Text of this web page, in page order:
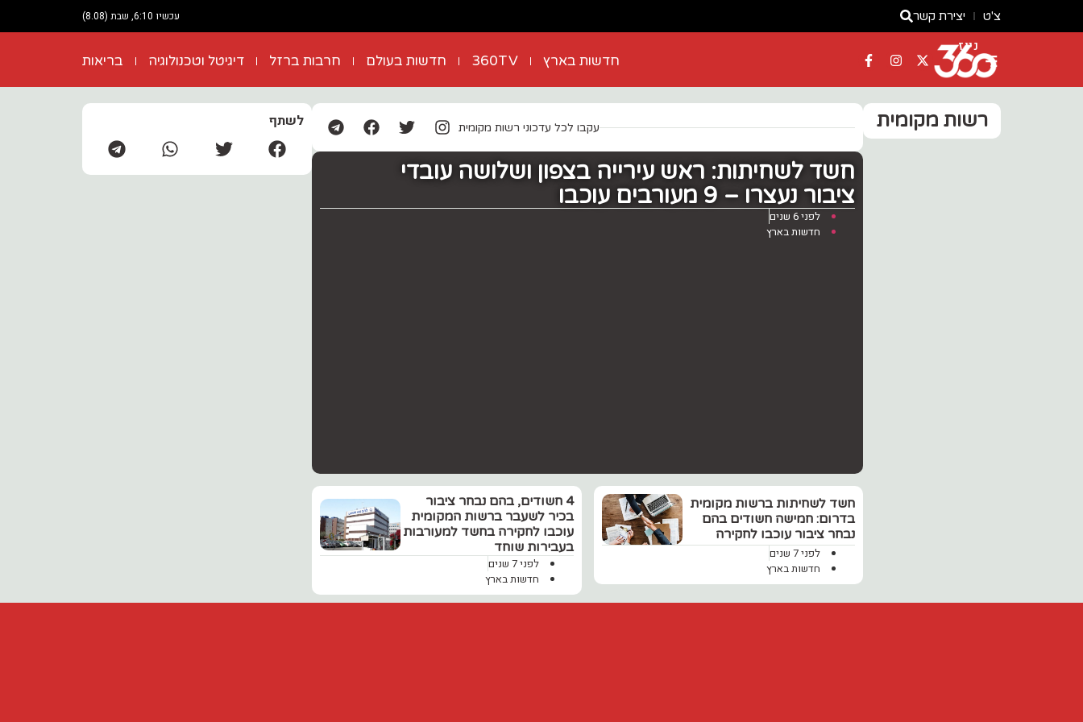
צ'ט יצירת קשר עכשיו 6:10, שבת (8.08)
ניוז
חדשות בארץ 360TV חדשות בעולם חרבות ברזל דיגיטל וטכנולוגיה בריאות
רשות מקומית עקבו לכל עדכוני רשות מקומית
‏חשד לשחיתות: ראש עירייה בצפון ‏ושלושה עובדי
ציבור נעצרו – 9 מעורבים עוכבו
לפני 6 שנים
חדשות בארץ
חשד לשחיתות ברשות מקומית
בדרום: חמישה חשודים בהם
נבחר ציבור עוכבו לחקירה
לפני 7 שנים
חדשות בארץ
4 חשודים, בהם ‏נבחר ציבור
בכיר לשעבר ברשות המקומית
עוכבו לחקירה בחשד למעורבות
בעבירות שוחד
לפני 7 שנים
חדשות בארץ
לשתף